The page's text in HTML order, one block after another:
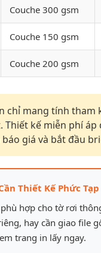
Couche 300 gsm
Couche 150 gsm
Couche 200 gsm
chỉ mang tính tham
Thiết kế miễn phí
báo giá và bắt đầu
Thiết Kế Phức
hợp cho tờ rơi
hay cần giao file
trang in lấy ngay.